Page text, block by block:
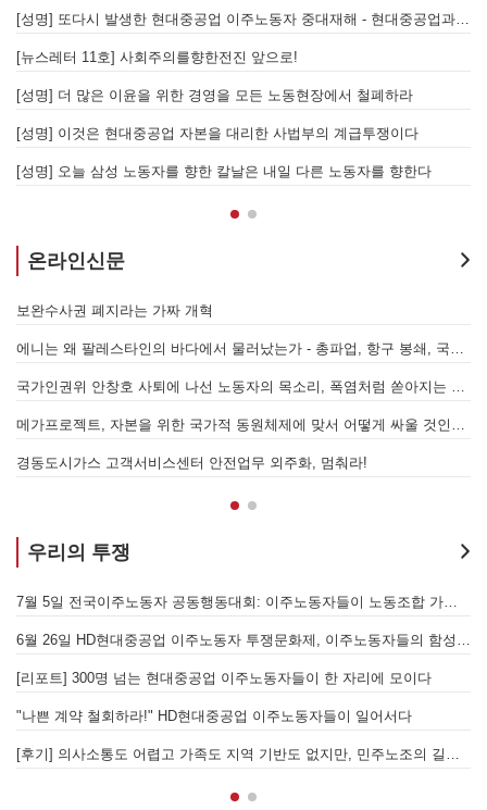
[뉴스레터 11호] 사회주의를향한전진 앞으로!
[성명] 더 많은 이윤을 위한 경영을 모든 노동현장에서 철폐하라
[성명] 이것은 현대중공업 자본을 대리한 사법부의 계급투쟁이다
[성명] 오늘 삼성 노동자를 향한 칼날은 내일 다른 노동자를 향한다
온라인신문
보완수사권 폐지라는 가짜 개혁
경동도시가스 고객서비스센터 안전업무 외주화, 멈춰라!
우리의 투쟁
[리포트] 300명 넘는 현대중공업 이주노동자들이 한 자리에 모이다
"나쁜 계약 철회하라!" HD현대중공업 이주노동자들이 일어서다